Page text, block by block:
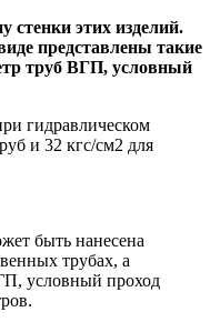
этих изделий.
представлены такие
труб ВГП, условный
гидравлическом
и 32 кгс/см2 для
быть нанесена
трубах, а
условный проход